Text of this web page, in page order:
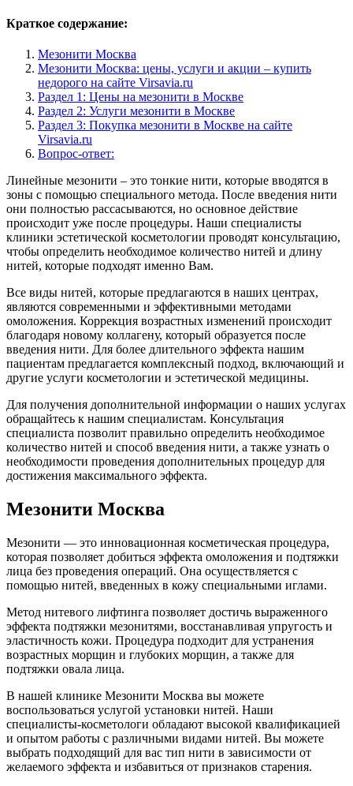
Краткое содержание:
Мезонити Москва
Мезонити Москва: цены, услуги и акции – купить
недорого на сайте Virsavia.ru
Раздел 1: Цены на мезонити в Москве
Раздел 2: Услуги мезонити в Москве
Раздел 3: Покупка мезонити в Москве на сайте
Virsavia.ru
Вопрос-ответ:
Линейные мезонити – это тонкие нити, которые вводятся в
зоны с помощью специального метода. После введения нити
они полностью рассасываются, но основное действие
происходит уже после процедуры. Наши специалисты
клиники эстетической косметологии проводят консультацию,
чтобы определить необходимое количество нитей и длину
нитей, которые подходят именно Вам.
Все виды нитей, которые предлагаются в наших центрах,
являются современными и эффективными методами
омоложения. Коррекция возрастных изменений происходит
благодаря новому коллагену, который образуется после
введения нити. Для более длительного эффекта нашим
пациентам предлагается комплексный подход, включающий и
другие услуги косметологии и эстетической медицины.
Для получения дополнительной информации о наших услугах
обращайтесь к нашим специалистам. Консультация
специалиста позволит правильно определить необходимое
количество нитей и способ введения нити, а также узнать о
необходимости проведения дополнительных процедур для
достижения максимального эффекта.
Мезонити Москва
Мезонити — это инновационная косметическая процедура,
которая позволяет добиться эффекта омоложения и подтяжки
лица без проведения операций. Она осуществляется с
помощью нитей, введенных в кожу специальными иглами.
Метод нитевого лифтинга позволяет достичь выраженного
эффекта подтяжки мезонитями, восстанавливая упругость и
эластичность кожи. Процедура подходит для устранения
возрастных морщин и глубоких морщин, а также для
подтяжки овала лица.
В нашей клинике Мезонити Москва вы можете
воспользоваться услугой установки нитей. Наши
специалисты-косметологи обладают высокой квалификацией
и опытом работы с различными видами нитей. Вы можете
выбрать подходящий для вас тип нити в зависимости от
желаемого эффекта и избавиться от признаков старения.